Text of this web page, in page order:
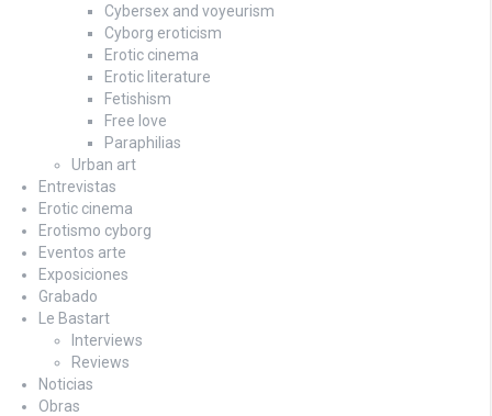
Cybersex and voyeurism
Cyborg eroticism
Erotic cinema
Erotic literature
Fetishism
Free love
Paraphilias
Urban art
Entrevistas
Erotic cinema
Erotismo cyborg
Eventos arte
Exposiciones
Grabado
Le Bastart
Interviews
Reviews
Noticias
Obras